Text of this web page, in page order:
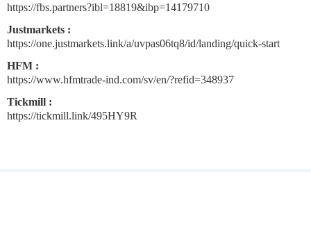
https://fbs.partners?ibl=18819&ibp=14179710
Justmarkets :
https://one.justmarkets.link/a/uvpas06tq8/id/landing/quick-start
HFM :
https://www.hfmtrade-ind.com/sv/en/?refid=348937
Tickmill :
https://tickmill.link/495HY9R